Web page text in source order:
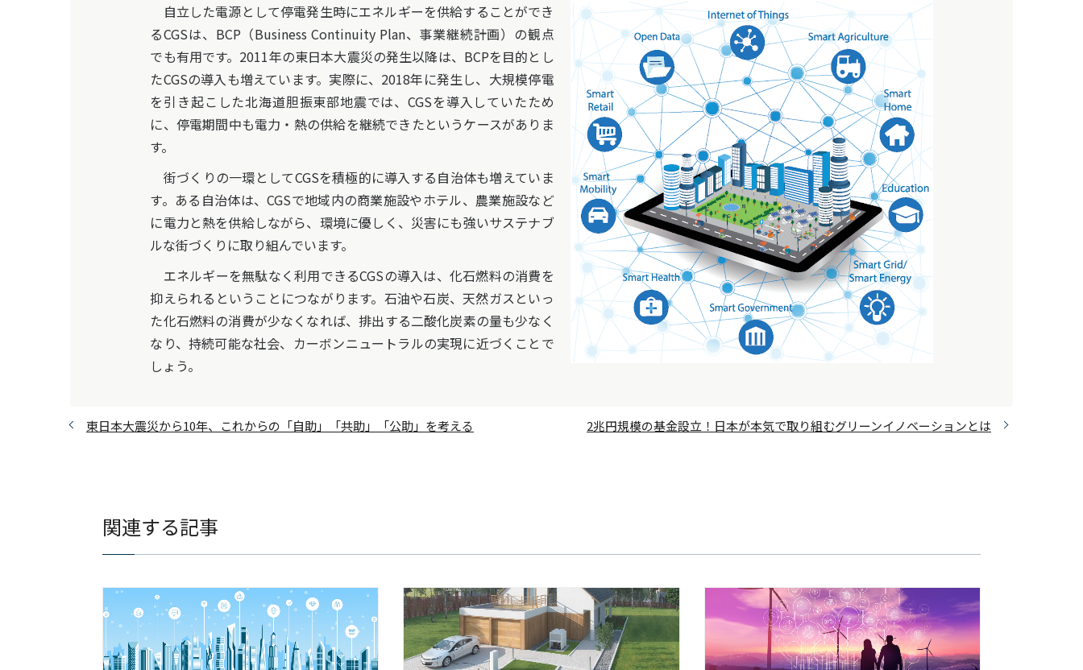
自立した電源として停電発生時にエネルギーを供給することができ
るCGSは、BCP（Business Continuity Plan、事業継続計画）の観点
でも有用です。2011年の東日本大震災の発生以降は、BCPを目的とし
たCGSの導入も増えています。実際に、2018年に発生し、大規模停電
を引き起こした北海道胆振東部地震では、CGSを導入していたため
に、停電期間中も電力・熱の供給を継続できたというケースがありま
す。
街づくりの一環としてCGSを積極的に導入する自治体も増えていま
す。ある自治体は、CGSで地域内の商業施設やホテル、農業施設など
に電力と熱を供給しながら、環境に優しく、災害にも強いサステナブ
ルな街づくりに取り組んでいます。
エネルギーを無駄なく利用できるCGSの導入は、化石燃料の消費を
抑えられるということにつながります。石油や石炭、天然ガスといっ
た化石燃料の消費が少なくなれば、排出する二酸化炭素の量も少なく
なり、持続可能な社会、カーボンニュートラルの実現に近づくことで
しょう。
東日本大震災から10年、これからの「自助」「共助」「公助」を考える 2兆円規模の基金設立！日本が本気で取り組むグリーンイノベーションとは
関連する記事